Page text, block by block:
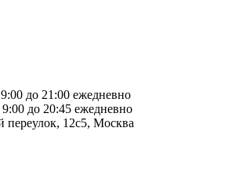
до 21:00 ежедневно
до 20:45 ежедневно
12с5, Москва